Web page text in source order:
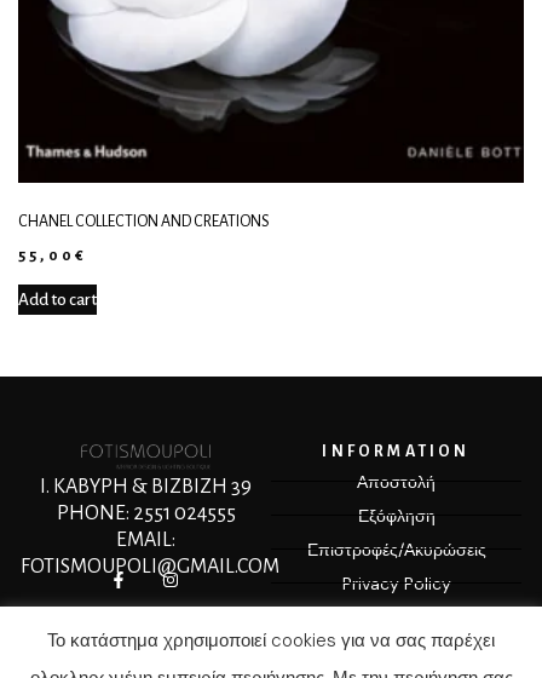
CHANEL COLLECTION AND CREATIONS
55,00 €
Add to cart
Ι. ΚΑΒΥΡΗ & ΒΙΖΒΙΖΗ 39
PHONE: 2551 024555
EMAIL:
FOTISMOUPOLI@GMAIL.COM
INFORMATION
Αποστολή
Εξόφληση
Επιστροφές/Ακυρώσεις
Privacy Policy
Το κατάστημα χρησιμοποιεί cookies για να σας παρέχει